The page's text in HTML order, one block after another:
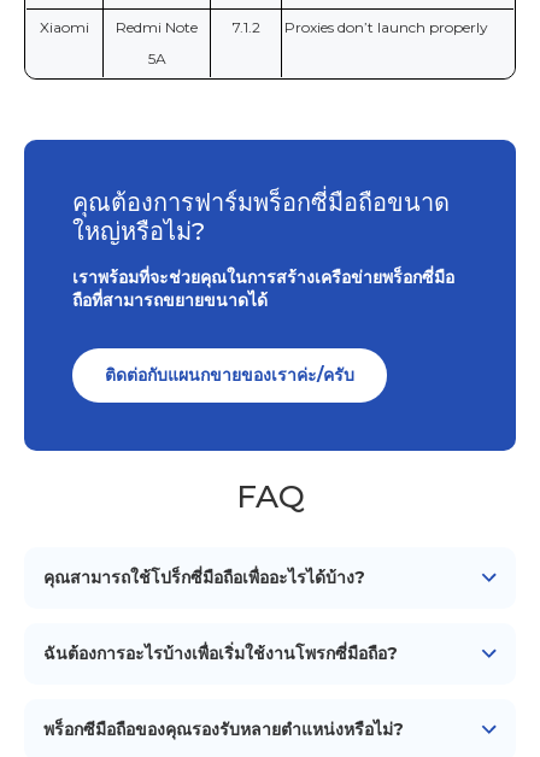
Xiaomi
Redmi Note
5A
7.1.2 Proxies don’t launch properly
คุณต้องการฟาร์มพร็อกซี่มือถือขนาด
ใหญ่หรือไม่?
เราพร้อมที่จะช่วยคุณในการสร้างเครือข่ายพร็อกซี่มือ
ถือที่สามารถขยายขนาดได้
ติดต่อกับแผนกขายของเราค่ะ/ครับ
FAQ
คุณสามารถใช้โปร็กซี่มือถือเพื่ออะไรได้บ้าง?
ข้อมูลจากเว็บ, การจัดการโซเชียลมีเดีย, การตรวจสอบโฆษณา,
ฉันต้องการอะไรบ้างเพื่อเริ่มใช้งานโพรกซี่มือถือ?
Android(สมาร์ทโฟน/แท็บเล็ต) การเชื่อมต่อเครือข่ายมือถือ
(ซิมการ์ด) เครื่องมือหรือซอฟต์แวร์การจัดการโพรกซี่เพื่อตั้งค่า
พร็อกซีมือถือของคุณรองรับหลายตำแหน่งหรือไม่?